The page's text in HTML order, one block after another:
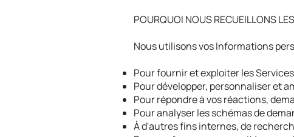
POURQUOI NOUS RECUEILLONS
Nous utilisons vos Informations
Pour fournir et exploiter les Services
Pour développer, personnaliser et
Pour répondre à vos réactions,
Pour analyser les schémas de
À d'autres fins internes, de